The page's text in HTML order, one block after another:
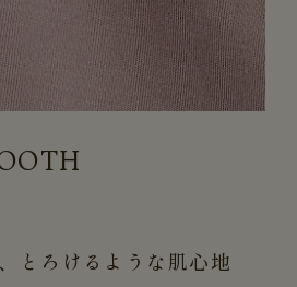
とろけるような肌心地